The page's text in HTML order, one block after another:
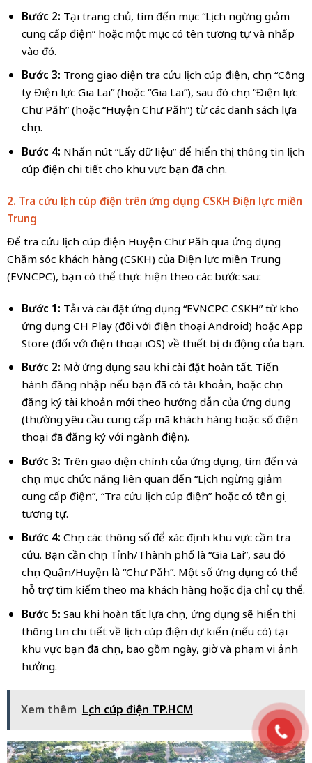
Bước 2: Tại trang chủ, tìm đến mục “Lịch ngừng giảm
cung cấp điện” hoặc một mục có tên tương tự và nhấp
vào đó.
Bước 3: Trong giao diện tra cứu lịch cúp điện, chọn “Công
ty Điện lực Gia Lai” (hoặc “Gia Lai”), sau đó chọn “Điện lực
Chư Păh” (hoặc “Huyện Chư Păh”) từ các danh sách lựa
chọn.
Bước 4: Nhấn nút “Lấy dữ liệu” để hiển thị thông tin lịch
cúp điện chi tiết cho khu vực bạn đã chọn.
2. Tra cứu lịch cúp điện trên ứng dụng CSKH Điện lực miền
Trung
Để tra cứu lịch cúp điện Huyện Chư Păh qua ứng dụng
Chăm sóc khách hàng (CSKH) của Điện lực miền Trung
(EVNCPC), bạn có thể thực hiện theo các bước sau:
Bước 1: Tải và cài đặt ứng dụng “EVNCPC CSKH” từ kho
ứng dụng CH Play (đối với điện thoại Android) hoặc App
Store (đối với điện thoại iOS) về thiết bị di động của bạn.
Bước 2: Mở ứng dụng sau khi cài đặt hoàn tất. Tiến
hành đăng nhập nếu bạn đã có tài khoản, hoặc chọn
đăng ký tài khoản mới theo hướng dẫn của ứng dụng
(thường yêu cầu cung cấp mã khách hàng hoặc số điện
thoại đã đăng ký với ngành điện).
Bước 3: Trên giao diện chính của ứng dụng, tìm đến và
chọn mục chức năng liên quan đến “Lịch ngừng giảm
cung cấp điện”, “Tra cứu lịch cúp điện” hoặc có tên gọi
tương tự.
Bước 4: Chọn các thông số để xác định khu vực cần tra
cứu. Bạn cần chọn Tỉnh/Thành phố là “Gia Lai”, sau đó
chọn Quận/Huyện là “Chư Păh”. Một số ứng dụng có thể
hỗ trợ tìm kiếm theo mã khách hàng hoặc địa chỉ cụ thể.
Bước 5: Sau khi hoàn tất lựa chọn, ứng dụng sẽ hiển thị
thông tin chi tiết về lịch cúp điện dự kiến (nếu có) tại
khu vực bạn đã chọn, bao gồm ngày, giờ và phạm vi ảnh
hưởng.
Xem thêm Lịch cúp điện TP.HCM